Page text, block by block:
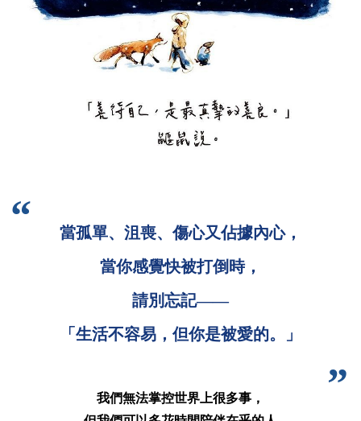
當孤單、沮喪、傷心又佔據內心，
當你感覺快被打倒時，
請別忘記——
「生活不容易，但你是被愛的。」
我們無法掌控世界上很多事，